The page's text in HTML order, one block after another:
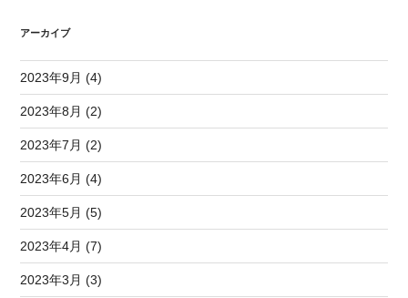
アーカイブ
2023年9月 (4)
2023年8月 (2)
2023年7月 (2)
2023年6月 (4)
2023年5月 (5)
2023年4月 (7)
2023年3月 (3)